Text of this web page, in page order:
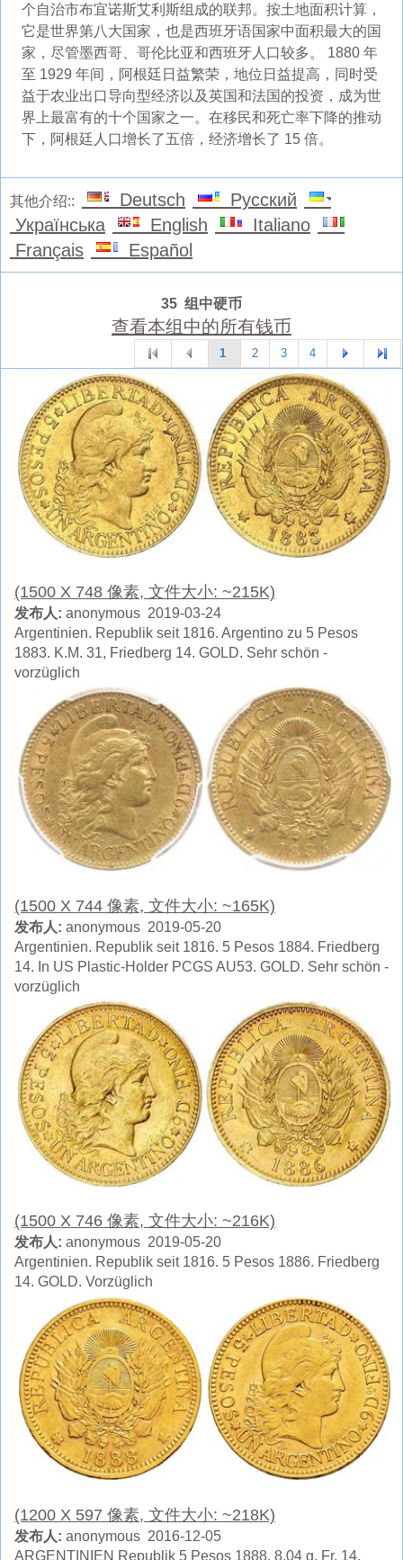
个自治市布宜诺斯艾利斯组成的联邦。按土地面积计算，
它是世界第八大国家，也是西班牙语国家中面积最大的国
家，尽管墨西哥、哥伦比亚和西班牙人口较多。 1880 年
至 1929 年间，阿根廷日益繁荣，地位日益提高，同时受
益于农业出口导向型经济以及英国和法国的投资，成为世
界上最富有的十个国家之一。在移民和死亡率下降的推动
下，阿根廷人口增长了五倍，经济增长了 15 倍。
其他介绍:: Deutsch
Русский
Українська
English
Italiano
Français
Español
35 组中硬币
查看本组中的所有钱币
1 2 3 4
(1500 X 748 像素, 文件大小: ~215K)
发布人: anonymous 2019-03-24
Argentinien. Republik seit 1816. Argentino zu 5 Pesos
1883. K.M. 31, Friedberg 14. GOLD. Sehr schön -
vorzüglich
(1500 X 744 像素, 文件大小: ~165K)
发布人: anonymous 2019-05-20
Argentinien. Republik seit 1816. 5 Pesos 1884. Friedberg
14. In US Plastic-Holder PCGS AU53. GOLD. Sehr schön -
vorzüglich
(1500 X 746 像素, 文件大小: ~216K)
发布人: anonymous 2019-05-20
Argentinien. Republik seit 1816. 5 Pesos 1886. Friedberg
14. GOLD. Vorzüglich
(1200 X 597 像素, 文件大小: ~218K)
发布人: anonymous 2016-12-05
ARGENTINIEN Republik 5 Pesos 1888. 8.04 g. Fr. 14.